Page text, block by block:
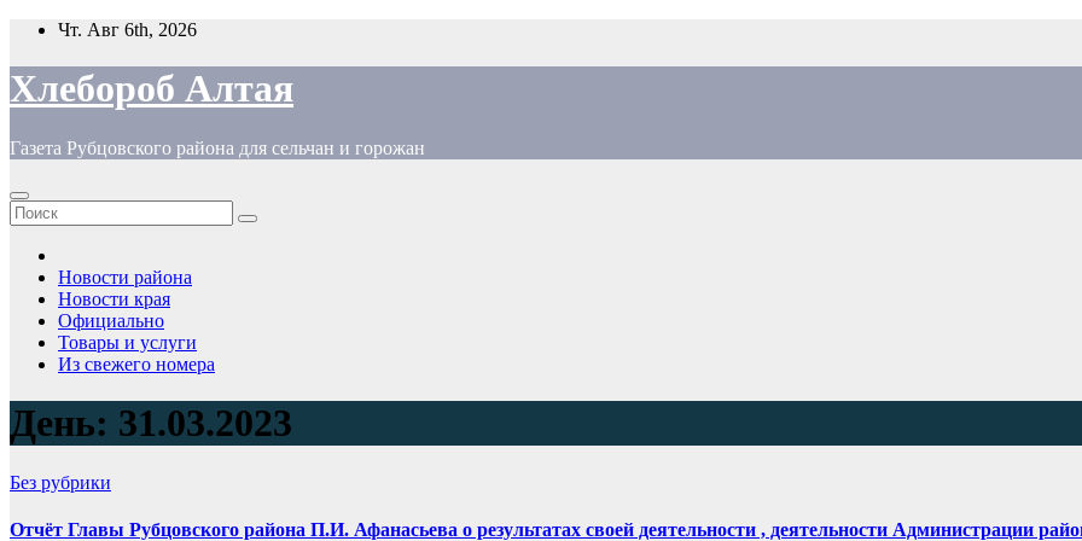
Перейти
содержимому
Чт. Авг 6th, 2026
Хлебороб Алтая
Газета Рубцовского района для сельчан и горожан
Новости района
Новости края
Официально
Товары и услуги
Из свежего номера
День: 31.03.2023
Без рубрики
Отчёт Главы Рубцовского района П.И. Афанасьева о результатах своей деятельности , деятельности Администрации